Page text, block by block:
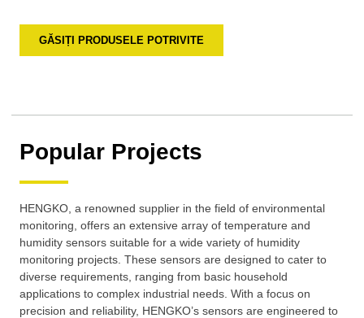
GĂSIȚI PRODUSELE POTRIVITE
Popular Projects
HENGKO, a renowned supplier in the field of environmental
monitoring, offers an extensive array of temperature and
humidity sensors suitable for a wide variety of humidity
monitoring projects. These sensors are designed to cater to
diverse requirements, ranging from basic household
applications to complex industrial needs. With a focus on
precision and reliability, HENGKO’s sensors are engineered to